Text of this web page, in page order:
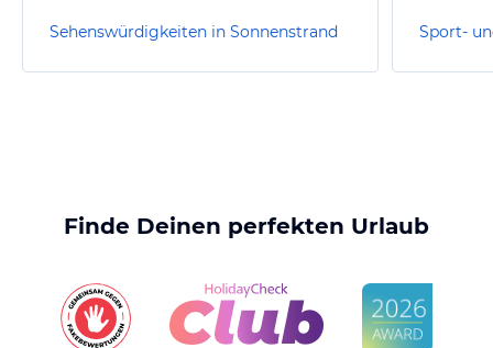
Sehenswürdigkeiten in Sonnenstrand
Finde Deinen perfekten Urlaub